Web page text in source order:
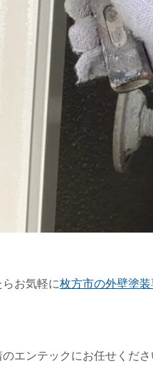
お気軽に枚方市の外壁塗
エンテックにお任せくださ